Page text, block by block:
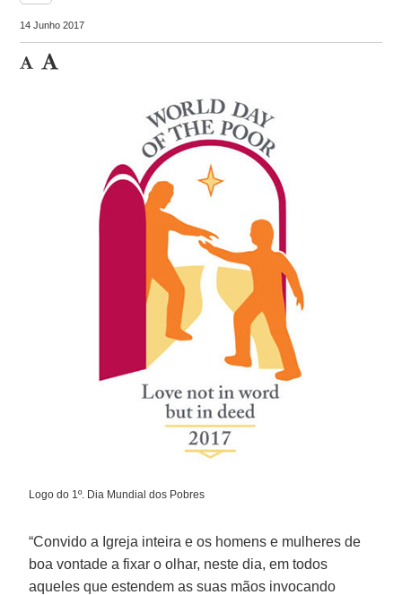
14 Junho 2017
Logo do 1º. Dia Mundial dos Pobres
“Convido a Igreja inteira e os homens e mulheres de
boa vontade a fixar o olhar, neste dia, em todos
aqueles que estendem as suas mãos invocando